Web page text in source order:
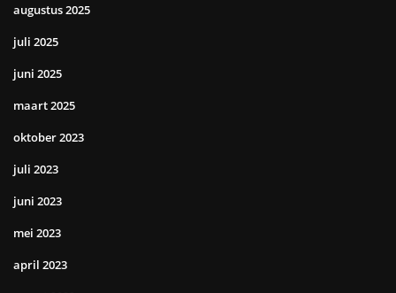
augustus 2025
juli 2025
juni 2025
maart 2025
oktober 2023
juli 2023
juni 2023
mei 2023
april 2023